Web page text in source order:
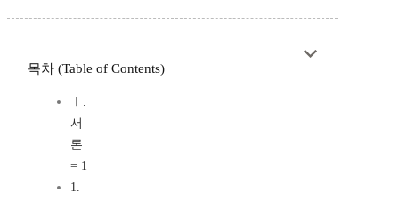
목차 (Table of Contents)
Ⅰ.
서
론
= 1
1.